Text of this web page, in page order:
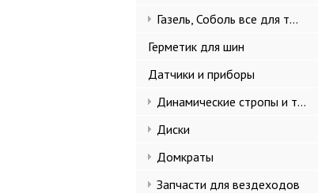
Газель, Соболь все для тюнинга
Герметик для шин
Датчики и приборы
Динамические стропы и такелаж
Диски
Домкраты
Запчасти для вездеходов